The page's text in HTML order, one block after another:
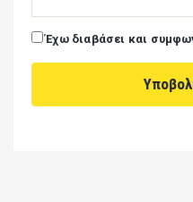
Έχω διαβάσει και